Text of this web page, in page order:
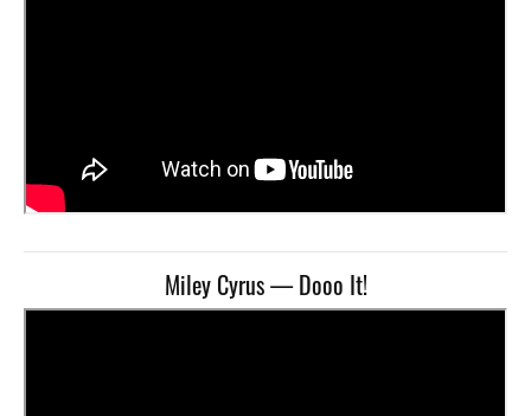
Miley Cyrus — Dooo It!